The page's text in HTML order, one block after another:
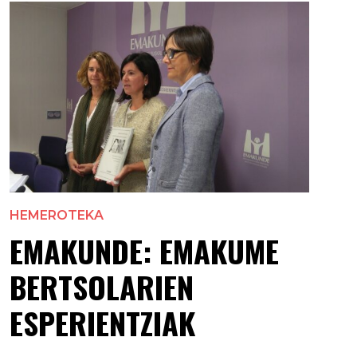
HEMEROTEKA
EMAKUNDE: EMAKUME
BERTSOLARIEN
ESPERIENTZIAK